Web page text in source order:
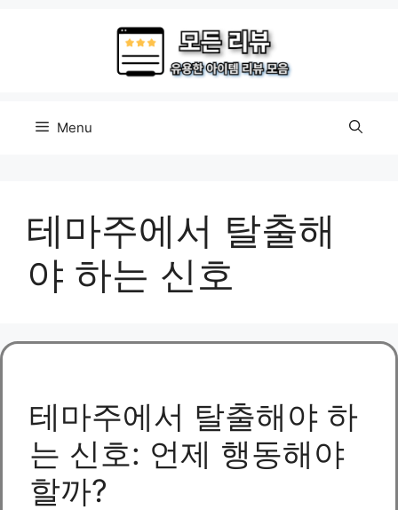
Menu
테마주에서 탈출해
야 하는 신호
테마주에서 탈출해야 하
는 신호: 언제 행동해야
할까?